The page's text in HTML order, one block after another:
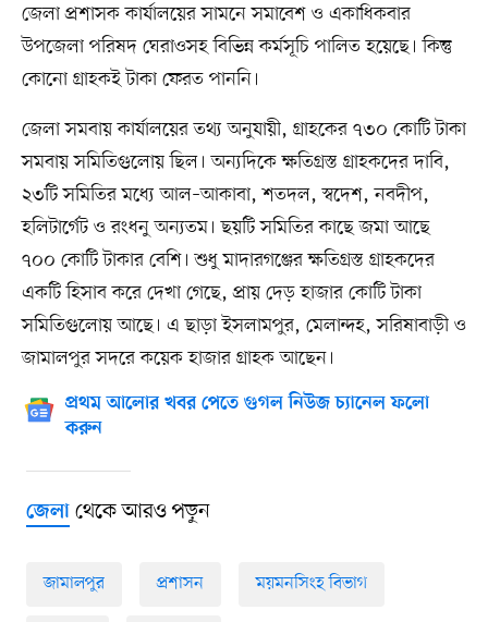
জেলা প্রশাসক কার্যালয়ের সামনে সমাবেশ ও একাধিকবার
উপজেলা পরিষদ ঘেরাওসহ বিভিন্ন কর্মসূচি পালিত হয়েছে। কিন্তু
কোনো গ্রাহকই টাকা ফেরত পাননি।
জেলা সমবায় কার্যালয়ের তথ্য অনুযায়ী, গ্রাহকের ৭৩০ কোটি টাকা
সমবায় সমিতিগুলোয় ছিল। অন্যদিকে ক্ষতিগ্রস্ত গ্রাহকদের দাবি,
২৩টি সমিতির মধ্যে আল–আকাবা, শতদল, স্বদেশ, নবদীপ,
হলিটার্গেট ও রংধনু অন্যতম। ছয়টি সমিতির কাছে জমা আছে
৭০০ কোটি টাকার বেশি। শুধু মাদারগঞ্জের ক্ষতিগ্রস্ত গ্রাহকদের
একটি হিসাব করে দেখা গেছে, প্রায় দেড় হাজার কোটি টাকা
সমিতিগুলোয় আছে। এ ছাড়া ইসলামপুর, মেলান্দহ, সরিষাবাড়ী ও
জামালপুর সদরে কয়েক হাজার গ্রাহক আছেন।
প্রথম আলোর খবর পেতে গুগল নিউজ চ্যানেল ফলো
করুন
জেলাথেকে আরও পড়ুন
জামালপুর প্রশাসন ময়মনসিংহ বিভাগ